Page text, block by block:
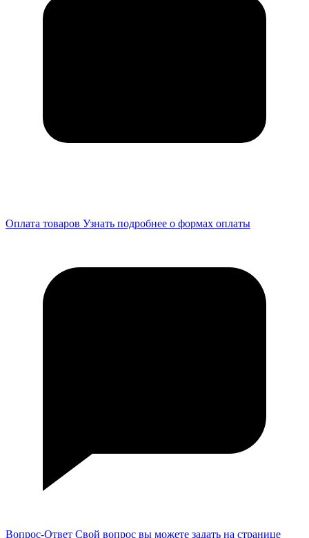
Оплата товаров Узнать подробнее о формах оплаты
Вопрос-Ответ Свой вопрос вы можете задать на странице